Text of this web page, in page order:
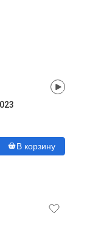
В корзину